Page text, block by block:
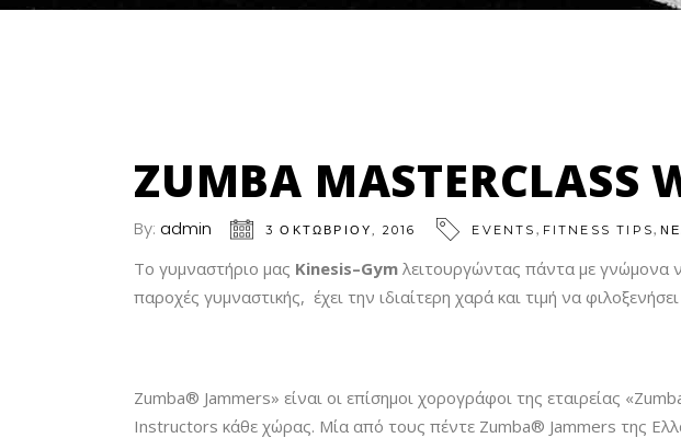
ZUMBA MASTERCLASS
By: admin 3 ΟΚΤΩΒΡΊΟΥ, 2016 EVENTS , FITNESS TIPS,
Το γυμναστήριο μας Kinesis–Gym λειτουργώντας πάντα με γνώμονα
παροχές γυμναστικής, έχει την ιδιαίτερη χαρά και τιμή να
Zumba® Jammers» είναι οι επίσημοι χορογράφοι της εταιρείας
Instructors κάθε χώρας. Μία από τους πέντε Zumba® Jammers της